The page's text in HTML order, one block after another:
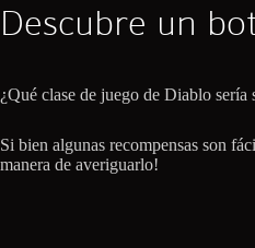
Descubre un
¿Qué clase de juego de Diablo
Si bien algunas recompensas son
manera de averiguarlo!